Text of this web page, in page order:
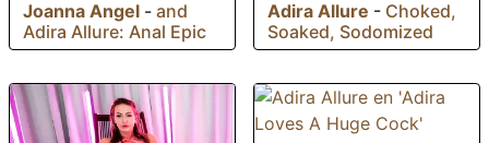
Joanna Angel - and
Adira Allure: Anal Epic
Adira Allure - Choked,
Soaked, Sodomized